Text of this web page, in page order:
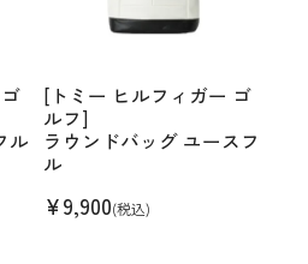
ル
[トミー ヒルフィガー ゴ
ルフ]
ラウンドバッグ ユースフ
ル
¥9,900(税込)